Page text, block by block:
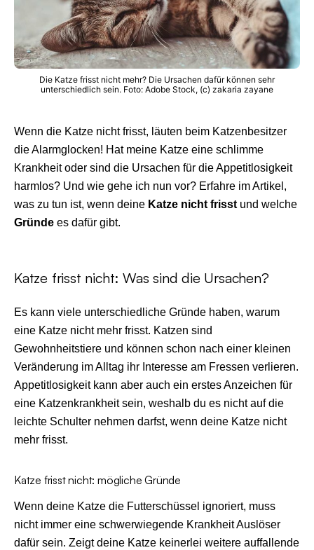
Die Katze frisst nicht mehr? Die Ursachen dafür können sehr
unterschiedlich sein. Foto: Adobe Stock, (c) zakaria zayane
Wenn die Katze nicht frisst, läuten beim Katzenbesitzer
die Alarmglocken! Hat meine Katze eine schlimme
Krankheit oder sind die Ursachen für die Appetitlosigkeit
harmlos? Und wie gehe ich nun vor? Erfahre im Artikel,
was zu tun ist, wenn deine Katze nicht frisst und welche
Gründe es dafür gibt.
Katze frisst nicht: Was sind die Ursachen?
Es kann viele unterschiedliche Gründe haben, warum
eine Katze nicht mehr frisst. Katzen sind
Gewohnheitstiere und können schon nach einer kleinen
Veränderung im Alltag ihr Interesse am Fressen verlieren.
Appetitlosigkeit kann aber auch ein erstes Anzeichen für
eine Katzenkrankheit sein, weshalb du es nicht auf die
leichte Schulter nehmen darfst, wenn deine Katze nicht
mehr frisst.
Katze frisst nicht: mögliche Gründe
Wenn deine Katze die Futterschüssel ignoriert, muss
nicht immer eine schwerwiegende Krankheit Auslöser
dafür sein. Zeigt deine Katze keinerlei weitere auffallende